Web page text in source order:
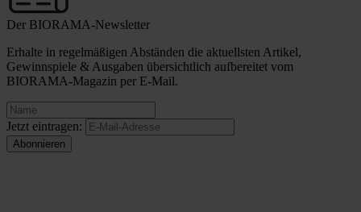
Der BIORAMA-Newsletter
Erhalte in regelmäßigen Abständen die aktuellsten Artikel,
Gewinnspiele & Ausgaben übersichtlich aufbereitet vom
BIORAMA-Magazin per E-Mail.
Jetzt eintragen: